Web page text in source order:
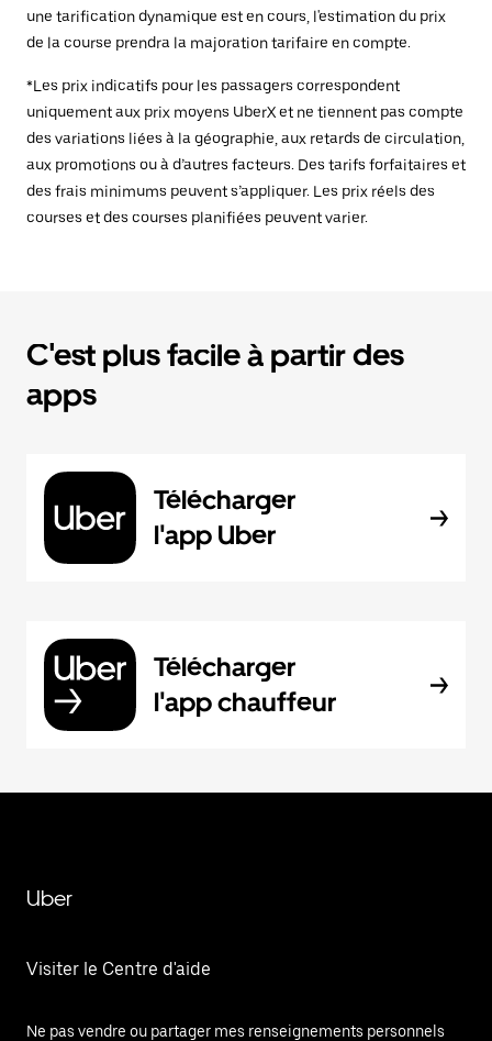
une tarification dynamique est en cours, l'estimation du prix
de la course prendra la majoration tarifaire en compte.
*Les prix indicatifs pour les passagers correspondent
uniquement aux prix moyens UberX et ne tiennent pas compte
des variations liées à la géographie, aux retards de circulation,
aux promotions ou à d’autres facteurs. Des tarifs forfaitaires et
des frais minimums peuvent s’appliquer. Les prix réels des
courses et des courses planifiées peuvent varier.
C'est plus facile à partir des
apps
Télécharger
l'app Uber
Télécharger
l'app chauffeur
Uber
Visiter le Centre d'aide
Ne pas vendre ou partager mes renseignements personnels